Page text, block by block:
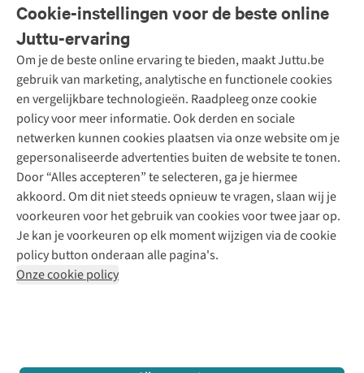
Cookie-instellingen voor de beste online
Juttu-ervaring
Om je de beste online ervaring te bieden, maakt Juttu.be
gebruik van marketing, analytische en functionele cookies
en vergelijkbare technologieën. Raadpleeg onze cookie
policy voor meer informatie. Ook derden en sociale
netwerken kunnen cookies plaatsen via onze website om je
gepersonaliseerde advertenties buiten de website te tonen.
Door “Alles accepteren” te selecteren, ga je hiermee
akkoord. Om dit niet steeds opnieuw te vragen, slaan wij je
voorkeuren voor het gebruik van cookies voor twee jaar op.
Je kan je voorkeuren op elk moment wijzigen via de cookie
policy button onderaan alle pagina's.
Onze cookie policy
Bestellen
Betalen
10% studentenkorting
Klarna - achteraf betalen
Levering
Retourneren
Bestelling herroepen
Garantie
Contact
Onze diensten
Tweedehands - ReJUsed
Kledingatelier
Personal shopping
Textielbox
Events / workshops
Juttu
Over ons
Juttu Friends
Inspiratie
Werken bij Juttu
Onze winkels
De wereld van Juttu
Verantwoord ondernemen
Toegankelijkheidsverklaring
Merken
Nathalie Vleeschouwer
Selected dames
HKLiving
Dickies
Sessùn
Strom
O My Bag
Revolution
Meld je aan voor de nieuwsbrief
Follow us